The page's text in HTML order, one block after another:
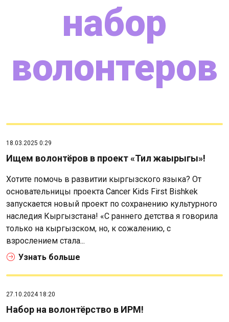
набор
волонтеров
18.03.2025 0:29
Ищем волонтёров в проект «Тил жаңырыгы»!
Хотите помочь в развитии кыргызского языка? От
основательницы проекта Cancer Kids First Bishkek
запускается новый проект по сохранению культурного
наследия Кыргызстана! «С раннего детства я говорила
только на кыргызском, но, к сожалению, с
взрослением стала...
Узнать больше
27.10.2024 18:20
Набор на волонтёрство в ИРМ!